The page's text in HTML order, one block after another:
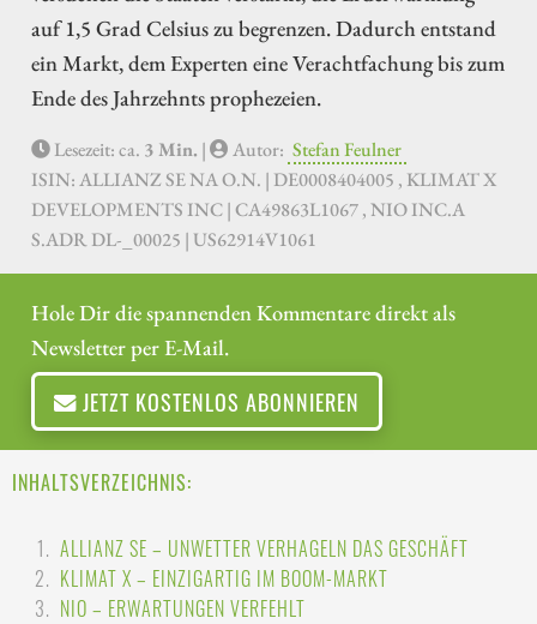
auf 1,5 Grad Celsius zu begrenzen. Dadurch entstand
ein Markt, dem Experten eine Verachtfachung bis zum
Ende des Jahrzehnts prophezeien.
Lesezeit: ca. 3 Min. | Autor: Stefan Feulner
ISIN: ALLIANZ SE NA O.N. | DE0008404005 , KLIMAT X
DEVELOPMENTS INC | CA49863L1067 , NIO INC.A
S.ADR DL-_00025 | US62914V1061
Hole Dir die spannenden Kommentare direkt als
Newsletter per E-Mail.
JETZT KOSTENLOS ABONNIEREN
INHALTSVERZEICHNIS:
ALLIANZ SE – UNWETTER VERHAGELN DAS GESCHÄFT
KLIMAT X – EINZIGARTIG IM BOOM-MARKT
NIO – ERWARTUNGEN VERFEHLT